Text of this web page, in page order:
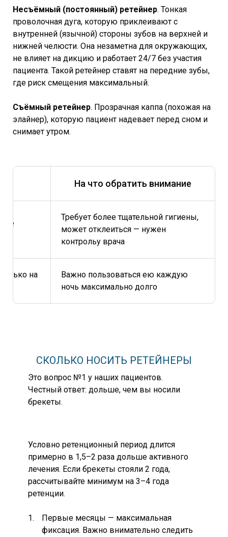
Несъёмный (постоянный) ретейнер. Тонкая
проволочная дуга, которую приклеивают с
внутренней (язычной) стороны зубов на верхней и
нижней челюсти. Она незаметна для окружающих,
не влияет на дикцию и работает 24/7 без участия
пациента. Такой ретейнер ставят на передние зубы,
где риск смещения максимальный.
Съёмный ретейнер. Прозрачная каппа (похожая на
элайнер), которую пациент надевает перед сном и
снимает утром.
На что обратить внимание
не
Требует более тщательной гигиены,
может отклеиться — нужен
контрольу врача
на
Важно пользоваться ею каждую
ночь максимально долго
СКОЛЬКО НОСИТЬ РЕТЕЙНЕРЫ
Это вопрос №1 у наших пациентов.
Честный ответ: дольше, чем вы носили
брекеты.
Условно ретенционный период длится
примерно в 1,5–2 раза дольше активного
лечения. Если брекеты стояли 2 года,
рассчитывайте минимум на 3–4 года
ретенции.
Первые месяцы — максимальная
фиксация. Важно внимательно следить